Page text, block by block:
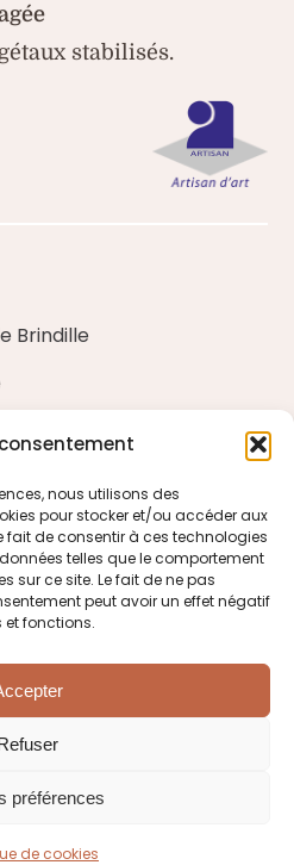
nous utilisons des
pour stocker et/ou accéder aux
fait de consentir à ces technologies
telles que le comportement
sur ce site. Le fait de ne pas
peut avoir un effet négatif
fonctions.
préférences
de cookies
stabilisés.
Brindille
Agence MéY